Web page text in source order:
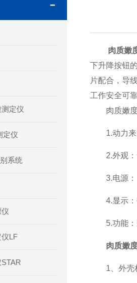
定仪
定仪
系统
LF
肉质嫩
下升降按钮
片配合，导
工作安全可
肉质嫩度
1.动力来
2.外观：
3.电源：
4.显示：
5.功能：豌
肉质嫩
1、外壳材